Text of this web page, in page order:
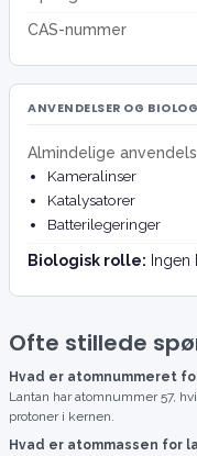
CAS-nummer
ANVENDELSER OG
Almindelige
Kameralinser
Katalysatorer
Batterilegeringer
Biologisk rolle:
Ofte stillede
Hvad er atomnummeret
Lantan har atomnummer 57,
protoner i kernen.
Hvad er atommassen for